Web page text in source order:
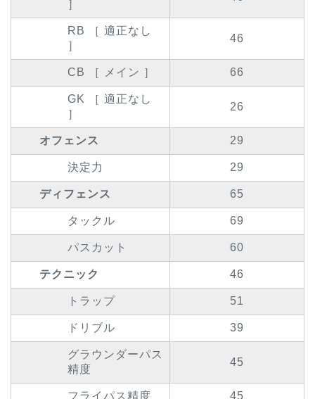
］
RB ［ 適正なし
］
46
CB ［ メイン ］ 66
GK ［ 適正なし
］
26
オフェンス 29
決定力 29
ディフェンス 65
タックル 69
パスカット 60
テクニック 46
トラップ 51
ドリブル 39
グラウンダーパス
精度
45
フライパス精度 45